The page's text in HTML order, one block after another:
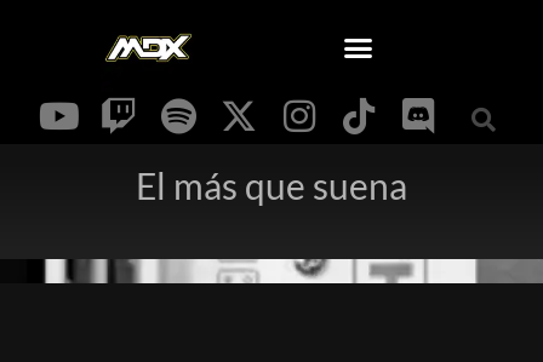
El más que suena